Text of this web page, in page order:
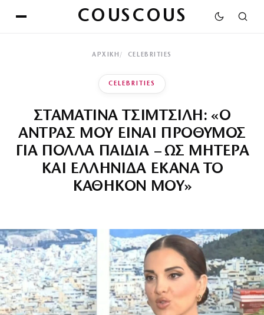
COUSCOUS
ΑΡΧΙΚΉ CELEBRITIES
CELEBRITIES
ΣΤΑΜΑΤΙΝΑ ΤΣΙΜΤΣΙΛΗ: «Ο
ΑΝΤΡΑΣ ΜΟΥ ΕΙΝΑΙ ΠΡΟΘΥΜΟΣ
ΓΙΑ ΠΟΛΛΑ ΠΑΙΔΙΑ – ΩΣ ΜΗΤΕΡΑ
ΚΑΙ ΕΛΛΗΝΙΔΑ ΕΚΑΝΑ ΤΟ
ΚΑΘΗΚΟΝ ΜΟΥ»